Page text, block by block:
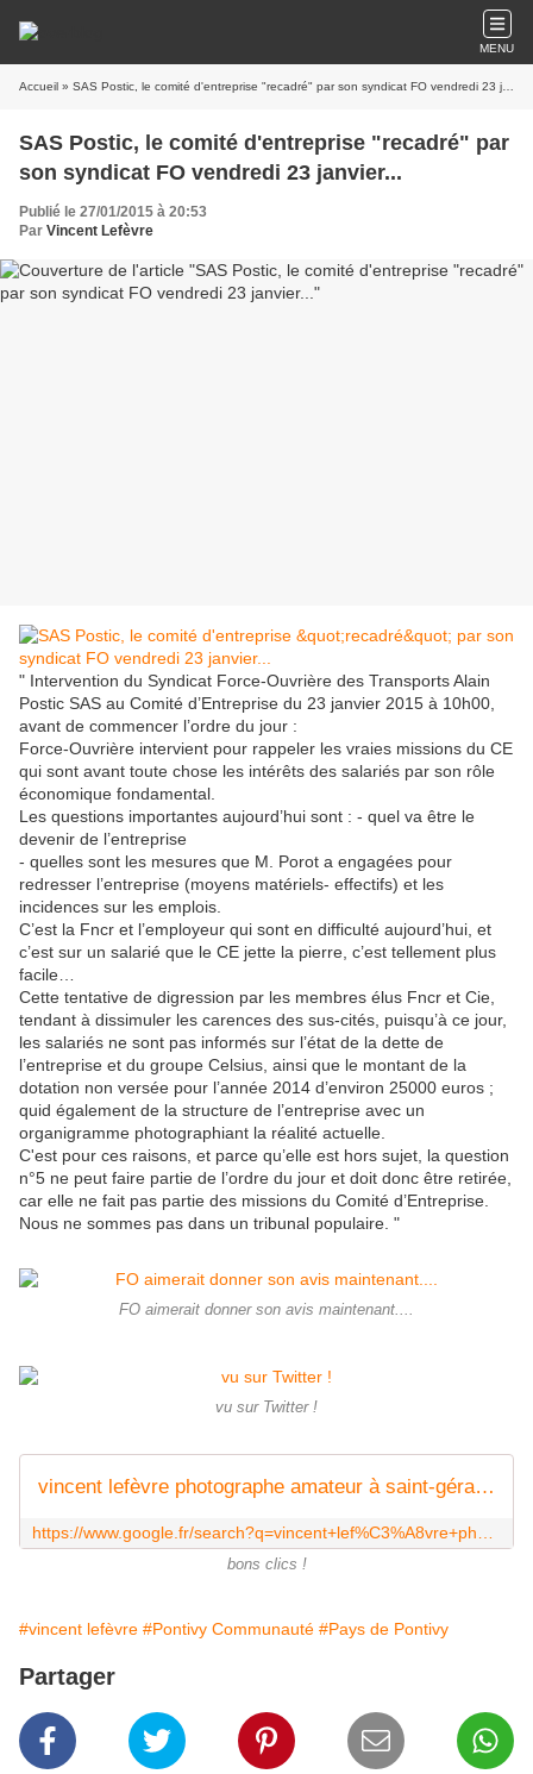
MENU
Accueil » SAS Postic, le comité d'entreprise "recadré" par son syndicat FO vendredi 23 janvier...
SAS Postic, le comité d'entreprise "recadré" par
son syndicat FO vendredi 23 janvier...
Publié le 27/01/2015 à 20:53
Par Vincent Lefèvre
" Intervention du Syndicat Force-Ouvrière des Transports Alain
Postic SAS au Comité d’Entreprise du 23 janvier 2015 à 10h00,
avant de commencer l’ordre du jour :
Force-Ouvrière intervient pour rappeler les vraies missions du CE
qui sont avant toute chose les intérêts des salariés par son rôle
économique fondamental.
Les questions importantes aujourd’hui sont : - quel va être le
devenir de l’entreprise
- quelles sont les mesures que M. Porot a engagées pour
redresser l’entreprise (moyens matériels- effectifs) et les
incidences sur les emplois.
C’est la Fncr et l’employeur qui sont en difficulté aujourd’hui, et
c’est sur un salarié que le CE jette la pierre, c’est tellement plus
facile…
Cette tentative de digression par les membres élus Fncr et Cie,
tendant à dissimuler les carences des sus-cités, puisqu’à ce jour,
les salariés ne sont pas informés sur l’état de la dette de
l’entreprise et du groupe Celsius, ainsi que le montant de la
dotation non versée pour l’année 2014 d’environ 25000 euros ;
quid également de la structure de l’entreprise avec un
organigramme photographiant la réalité actuelle.
C'est pour ces raisons, et parce qu’elle est hors sujet, la question
n°5 ne peut faire partie de l’ordre du jour et doit donc être retirée,
car elle ne fait pas partie des missions du Comité d’Entreprise.
Nous ne sommes pas dans un tribunal populaire. "
FO aimerait donner son avis maintenant....
vu sur Twitter !
vincent lefèvre photographe amateur à saint-gérand - Recherche Google
bons clics !
#vincent lefèvre #Pontivy Communauté #Pays de Pontivy
Partager